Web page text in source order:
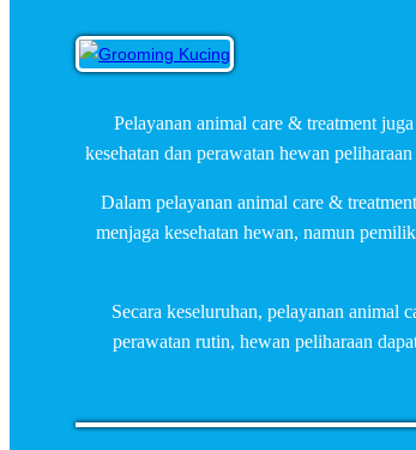
Pelayanan animal care & treatment
kesehatan dan perawatan hewan
Dalam pelayanan animal care &
menjaga kesehatan hewan, namun
Secara keseluruhan, pelayanan animal
perawatan rutin, hewan peliharaan